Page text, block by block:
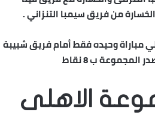
من فريق سيمبا التنزاني .
مباراة وحيده فقط أمام فريق شبيبة
ب 8 نقاط
الاهلى